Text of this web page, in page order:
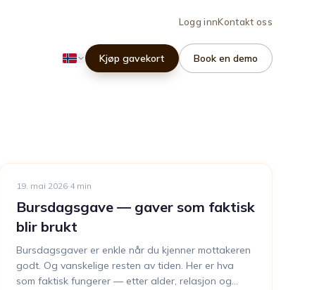
Logg innKontakt oss
Kjøp gavekort Book en demo
19. mai 2026·4min
Bursdagsgave — gaver som faktisk
blir brukt
Bursdagsgaver er enkle når du kjenner mottakeren
godt. Og vanskelige resten av tiden. Her er hva
som faktisk fungerer — etter alder, relasjon og